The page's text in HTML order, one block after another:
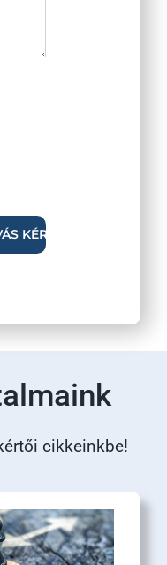
cikkeinkbe!